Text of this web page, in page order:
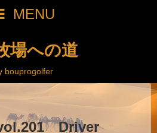
MENU
場への道
bouprogolfer
Driver